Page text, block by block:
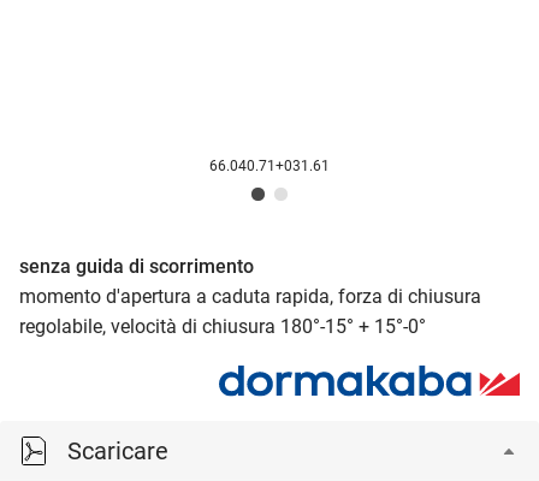
66.040.71+031.61
senza guida di scorrimento
momento d'apertura a caduta rapida, forza di chiusura
regolabile, velocità di chiusura 180°-15° + 15°-0°
Scaricare